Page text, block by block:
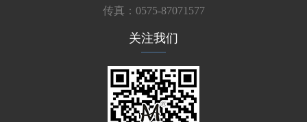
传真：0575-87071577
关注我们